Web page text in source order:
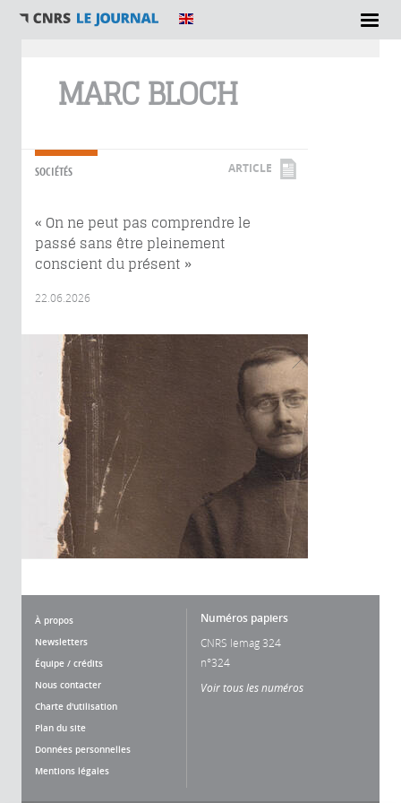
MARC BLOCH
SOCIÉTÉS ARTICLE
« On ne peut pas comprendre le
passé sans être pleinement
conscient du présent »
22.06.2026
À propos
Newsletters
Équipe / crédits
Nous contacter
Charte d'utilisation
Plan du site
Données personnelles
Mentions légales
Numéros papiers
CNRS lemag 324
n°324
Voir tous les numéros